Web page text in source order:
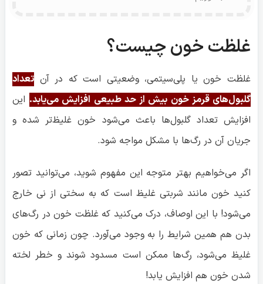
غلظت خون چیست؟
غلظت خون یا پلی‌سیتمی، وضعیتی است که در آن تعداد
گلبول‌های قرمز خون بیش از حد طبیعی افزایش می‌یابد. این
افزایش تعداد گلبول‌ها باعث می‌شود خون غلیظ‌تر شده و
جریان آن در رگ‌ها با مشکل مواجه شود.
اگر می‌خواهیم بهتر متوجه این مفهوم شوید، می‌توانید تصور
کنید خون مانند شربتی غلیظ است که به سختی از نی خارج
می‌شود! با این اوصاف، درک می‌کنید که غلظت خون در رگ‌های
بدن هم همین شرایط را به وجود می‌آورد. چون زمانی که خون
غلیظ می‌شود، رگ‌ها ممکن است مسدود شوند و خطر لخته
شدن خون هم افزایش یابد!